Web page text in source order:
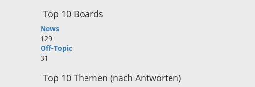
Top 10 Boards
News
129
Off-Topic
31
Top 10 Themen (nach Antworten)